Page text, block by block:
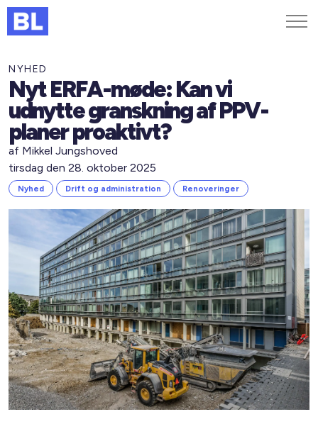
Genveje
Find medarbejder
Kurser og arrangementer
Jobportalen
MitBL
NYHED
Nyt ERFA-møde: Kan vi
udnytte granskning af PPV-
planer proaktivt?
af Mikkel Jungshoved
tirsdag den 28. oktober 2025
Nyhed Drift og administration Renoveringer